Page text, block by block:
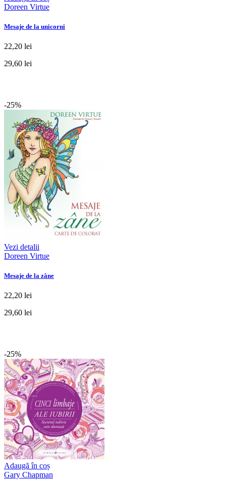
Doreen Virtue
Mesaje de la unicorni
22,20 lei
29,60 lei
-25%
Vezi detalii
Doreen Virtue
Mesaje de la zâne
22,20 lei
29,60 lei
-25%
Adaugă în coș
Gary Chapman